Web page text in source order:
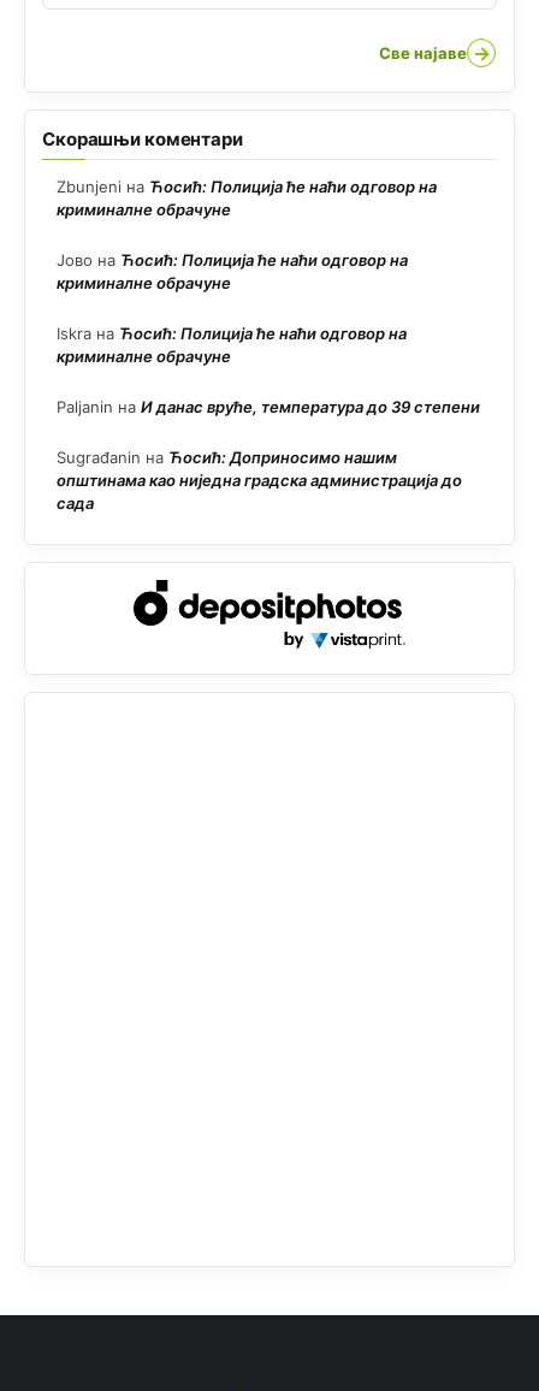
Све најаве →
Скорашњи коментари
Zbunjeni на Ћосић: Полиција ће наћи одговор на
криминалне обрачуне
Јово на Ћосић: Полиција ће наћи одговор на
криминалне обрачуне
Iskra на Ћосић: Полиција ће наћи одговор на
криминалне обрачуне
Paljanin на И данас вруће, температура до 39 степени
Sugrađanin на Ћосић: Доприносимо нашим
општинама као ниједна градска администрација до
сада